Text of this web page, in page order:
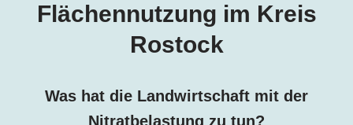
Flächennutzung im Kreis
Rostock
Was hat die Landwirtschaft mit der
Nitratbelastung zu tun?